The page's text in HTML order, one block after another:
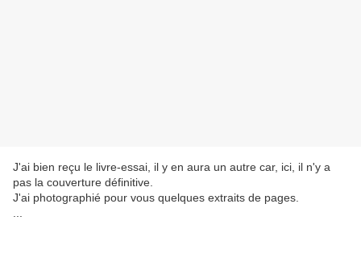
J'ai bien reçu le livre-essai, il y en aura un autre car, ici, il n'y a
pas la couverture définitive.
J'ai photographié pour vous quelques extraits de pages.